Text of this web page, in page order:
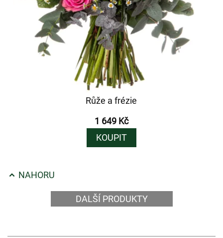
Růže a frézie
1 649 Kč
KOUPIT
NAHORU
DALŠÍ PRODUKTY